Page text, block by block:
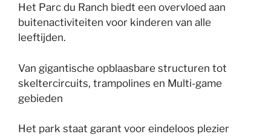
Het Parc du Ranch biedt een overvloed aan
buitenactiviteiten voor kinderen van alle
leeftijden.
Van gigantische opblaasbare structuren tot
skeltercircuits, trampolines en Multi-game
gebieden
Het park staat garant voor eindeloos plezier